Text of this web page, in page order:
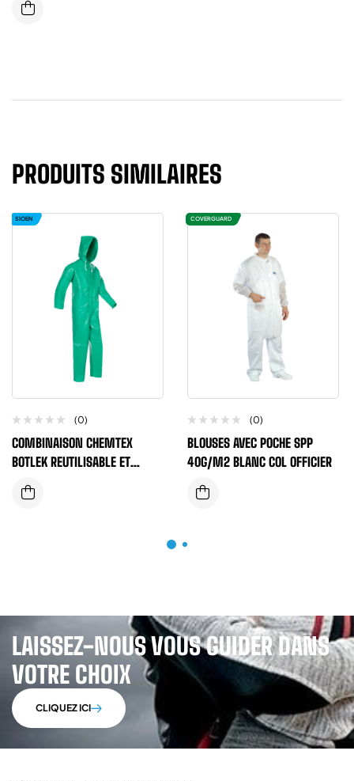
PRODUITS SIMILAIRES
SIOEN
(0)
COMBINAISON CHEMTEX
BOTLEK REUTILISABLE ET
SOLIDE COULEUR VERTE TYPE 4
COVERGUARD
(0)
BLOUSES AVEC POCHE SPP
40G/M2 BLANC COL OFFICIER
LAISSEZ-NOUS VOUS GUIDER DANS
VOTRE CHOIX
CLIQUEZ ICI